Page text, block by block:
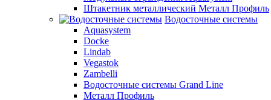
Штакетник металлический Металл Профиль
Водосточные системы
Aquasystem
Docke
Lindab
Vegastok
Zambelli
Водосточные системы Grand Line
Металл Профиль